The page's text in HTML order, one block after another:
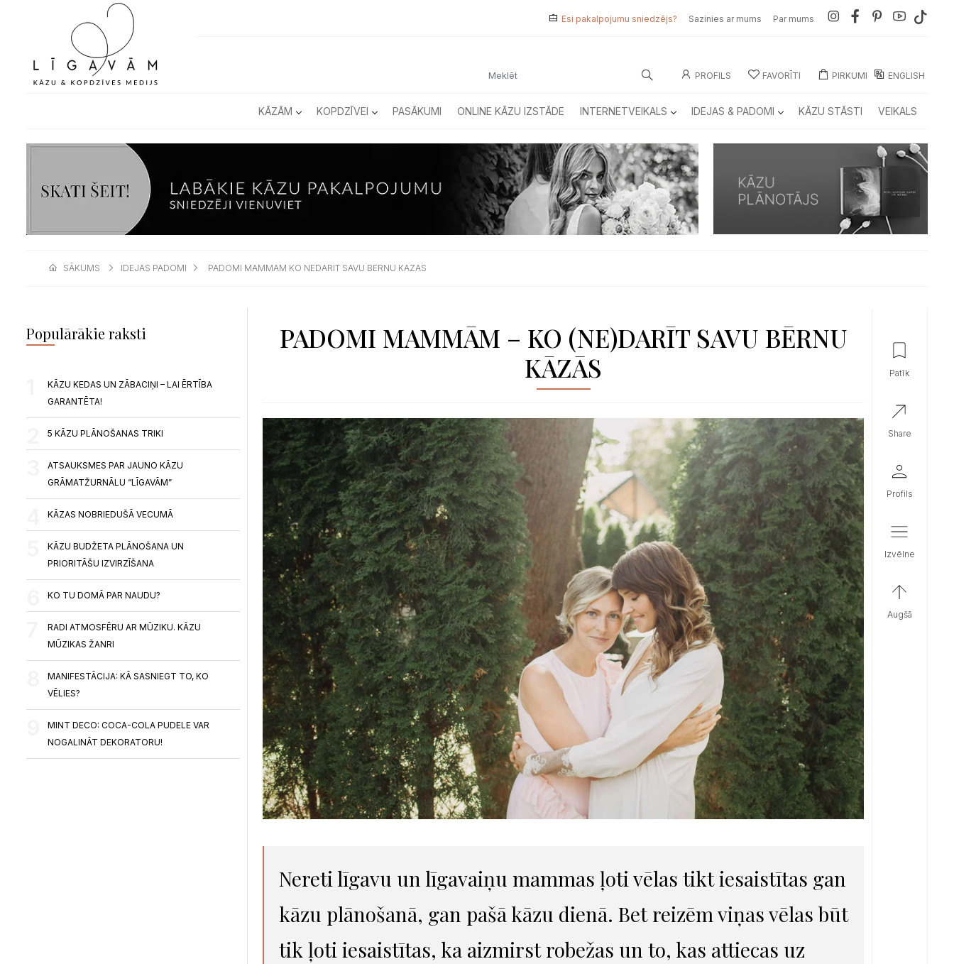
Esi pakalpojumu sniedzējs? Sazinies ar mums Par mums
PROFILS FAVORĪTI PIRKUMI ENGLISH
KĀZĀM KOPDZĪVEI PASĀKUMI ONLINE KĀZU IZSTĀDE INTERNETVEIKALS IDEJAS & PADOMI KĀZU STĀSTI VEIKALS
SĀKUMS IDEJAS PADOMI PADOMI MAMMAM KO NEDARIT SAVU BERNU KAZAS
Populārākie raksti
KĀZU KEDAS UN ZĀBACIŅI – LAI ĒRTĪBA
GARANTĒTA!
5 KĀZU PLĀNOŠANAS TRIKI
ATSAUKSMES PAR JAUNO KĀZU
GRĀMATŽURNĀLU “LĪGAVĀM”
KĀZAS NOBRIEDUŠĀ VECUMĀ
KĀZU BUDŽETA PLĀNOŠANA UN
PRIORITĀŠU IZVIRZĪŠANA
KO TU DOMĀ PAR NAUDU?
RADI ATMOSFĒRU AR MŪZIKU. KĀZU
MŪZIKAS ŽANRI
MANIFESTĀCIJA: KĀ SASNIEGT TO, KO
VĒLIES?
MINT DECO: COCA-COLA PUDELE VAR
NOGALINĀT DEKORATORU!
PADOMI MAMMĀM – KO (NE)DARĪT SAVU BĒRNU
KĀZĀS
Nereti līgavu un līgavaiņu mammas ļoti vēlas tikt iesaistītas gan
kāzu plānošanā, gan pašā kāzu dienā. Bet reizēm viņas vēlas būt
tik ļoti iesaistītas, ka aizmirst robežas un to, kas attiecas uz
patīk
share
profils
izvēlne
augšā